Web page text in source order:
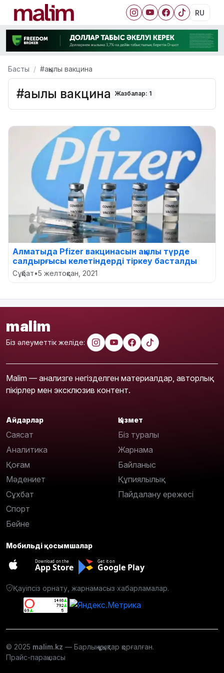
RU
Басты #ақылы вакцина
#ақылы вакцина Жазбалар: 1
Алматыда Pfizer вакцинасын ақылы түрде
салдырғысы келетіндерді тіркеу басталды
Сұқбат•5 желтоқсан, 2021
malim
Біз әлеуметтік желіде:
Malim — анализге негізделген материалдар, авторлық
пікірлер мен эксклюзив контент.
Айдарлар
Саясат
Аналитика
Қоғам
Мәдениет
Сұхбат
Спорт
Бейне
Қызмет
Біз туралы
Жарнама
Байланыс
Құпиялылық
Пайдалану ережесі
Мобильді қосымшалар
Download on the
App Store
Get it on
Google Play
Қауіпсіз орнату, жарнамасыз хабарламалар.
© 2025 malim.kz — Барлық құқықтар қорғалған.
Прайс-парақшасы